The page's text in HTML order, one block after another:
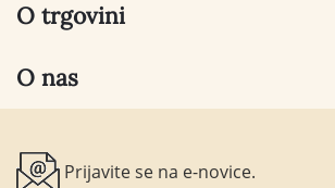
O trgovini
O nas
Prijavite se na e-novice.